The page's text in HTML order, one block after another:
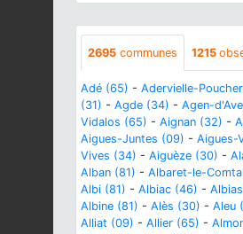
2695 communes 1215
Adé (65) - Adervielle-
(31) - Agde (34) - Agen-
Vidalos (65) - Aignan (32) -
Aigues-Juntes (09) - Aigues-
Vives (34) - Aiguèze (30) -
Alban (81) - Albaret-le-
Albi (81) - Albiac (46) -
Albine (81) - Alès (30) - Aleu
Alliat (09) - Allier (65) -